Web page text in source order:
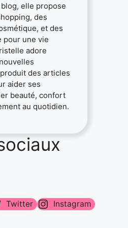
elle propose
des
et des
pour une vie
adore
des articles
aider ses
beauté, confort
au quotidien.
Twitter Instagram